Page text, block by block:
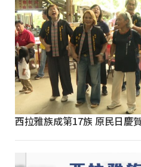
西拉雅族成第17族 原民日慶